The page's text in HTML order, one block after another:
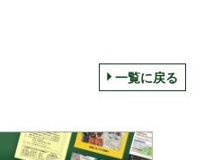
一覧に戻る